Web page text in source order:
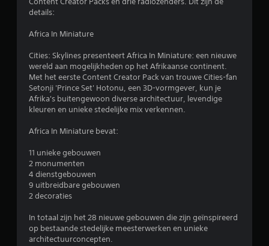
details:
Africa In Miniature
Cities: Skylines presenteert Africa In Miniature: een nieuwe
wereld aan mogelijkheden op het Afrikaanse continent.
Met het eerste Content Creator Pack van trouwe Cities-fan
Setonji 'Prince Set' Hotonu, een 3D-vormgever, kun je
Afrika's buitengewoon diverse architectuur, levendige
kleuren en unieke stedelijke mix verkennen.
Africa In Miniature bevat:
11 unieke gebouwen
2 monumenten
4 dienstgebouwen
9 uitbreidbare gebouwen
2 decoraties
In totaal zijn het 28 nieuwe gebouwen die zijn geïnspireerd
op bestaande stedelijke meesterwerken en unieke
architectuurconcepten.